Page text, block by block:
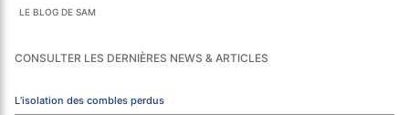
LE BLOG DE SAM
CONSULTER LES DERNIÈRES NEWS & ARTICLES
L’isolation des combles perdus